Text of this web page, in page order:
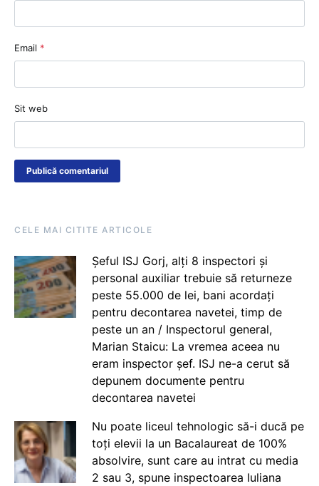
Email *
Sit web
CELE MAI CITITE ARTICOLE
Șeful ISJ Gorj, alți 8 inspectori și
personal auxiliar trebuie să returneze
peste 55.000 de lei, bani acordați
pentru decontarea navetei, timp de
peste un an / Inspectorul general,
Marian Staicu: La vremea aceea nu
eram inspector șef. ISJ ne-a cerut să
depunem documente pentru
decontarea navetei
Nu poate liceul tehnologic să-i ducă pe
toți elevii la un Bacalaureat de 100%
absolvire, sunt care au intrat cu media
2 sau 3, spune inspectoarea Iuliana